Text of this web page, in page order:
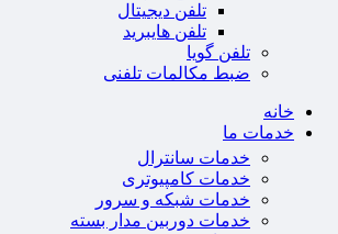
تلفن دیجیتال
تلفن هایبرید
تلفن گویا
ضبط مکالمات تلفنی
خانه
خدمات ما
خدمات سانترال
خدمات کامپیوتری
خدمات شبکه و سرور
خدمات دوربین مدار بسته